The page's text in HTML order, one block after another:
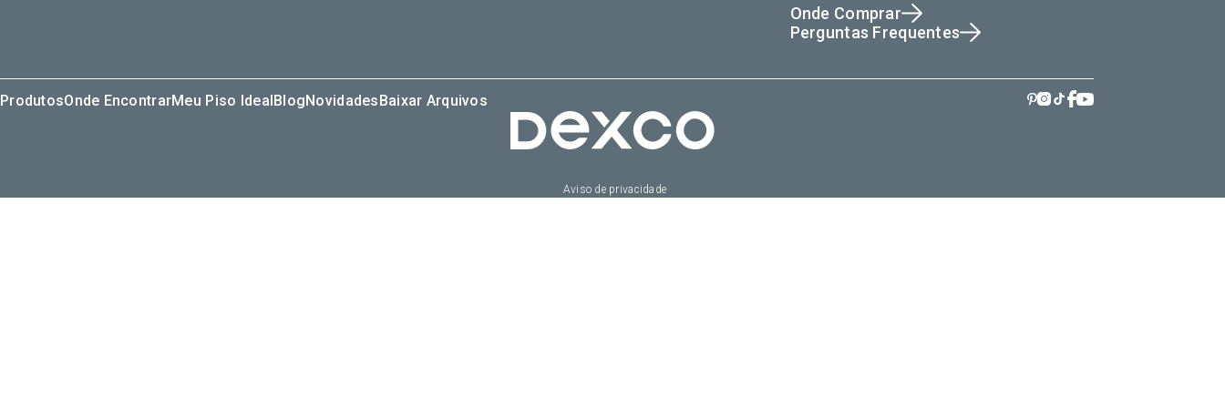
Onde Comprar
Perguntas Frequentes
ProdutosOnde EncontrarMeu Piso IdealBlogNovidadesBaixar Arquivos
Aviso de privacidade